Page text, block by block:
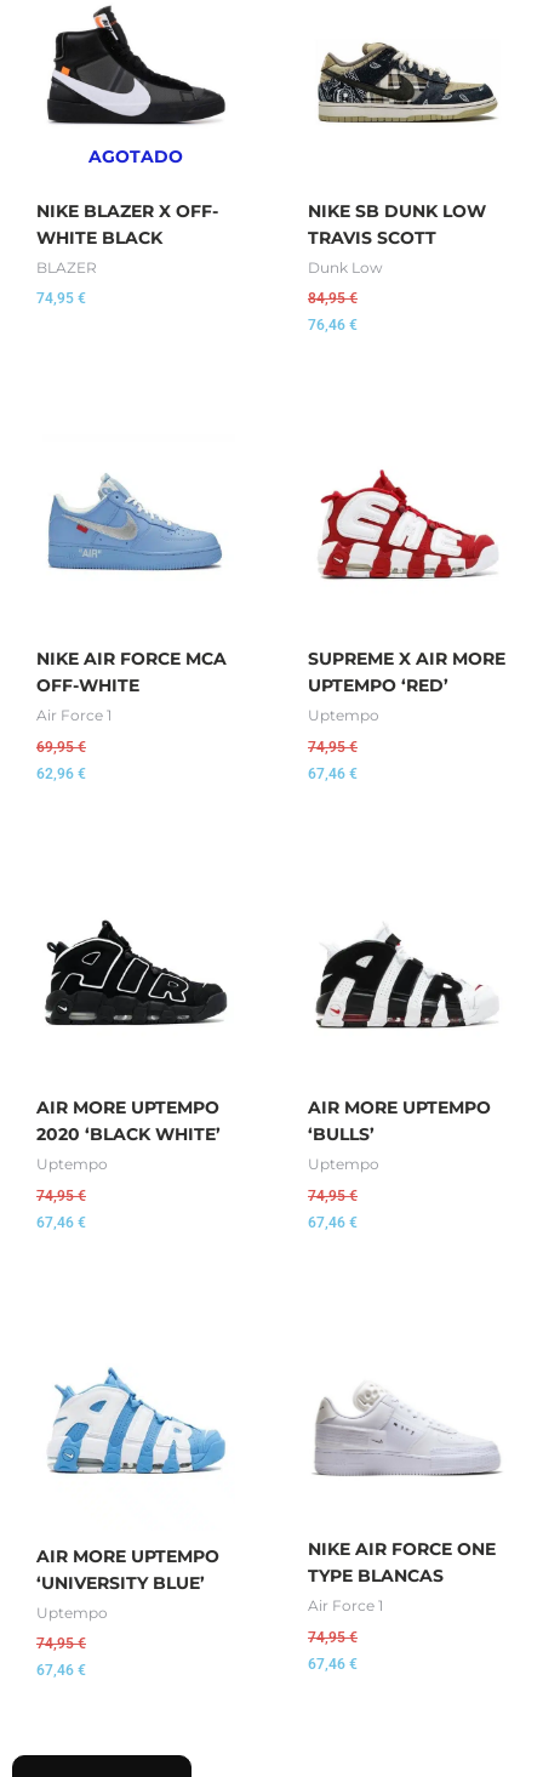
AGOTADO
NIKE BLAZER X OFF-
WHITE BLACK
BLAZER
74,95 €
NIKE SB DUNK LOW
TRAVIS SCOTT
Dunk Low
84,95€
76,46 €
NIKE AIR FORCE MCA
OFF-WHITE
Air Force 1
69,95€
62,96 €
SUPREME X AIR MORE
UPTEMPO ‘RED’
Uptempo
74,95€
67,46 €
AIR MORE UPTEMPO
2020 ‘BLACK WHITE’
Uptempo
74,95€
67,46 €
AIR MORE UPTEMPO
‘BULLS’
Uptempo
74,95€
67,46 €
AIR MORE UPTEMPO
‘UNIVERSITY BLUE’
Uptempo
74,95€
67,46 €
NIKE AIR FORCE ONE
TYPE BLANCAS
Air Force 1
74,95€
67,46 €